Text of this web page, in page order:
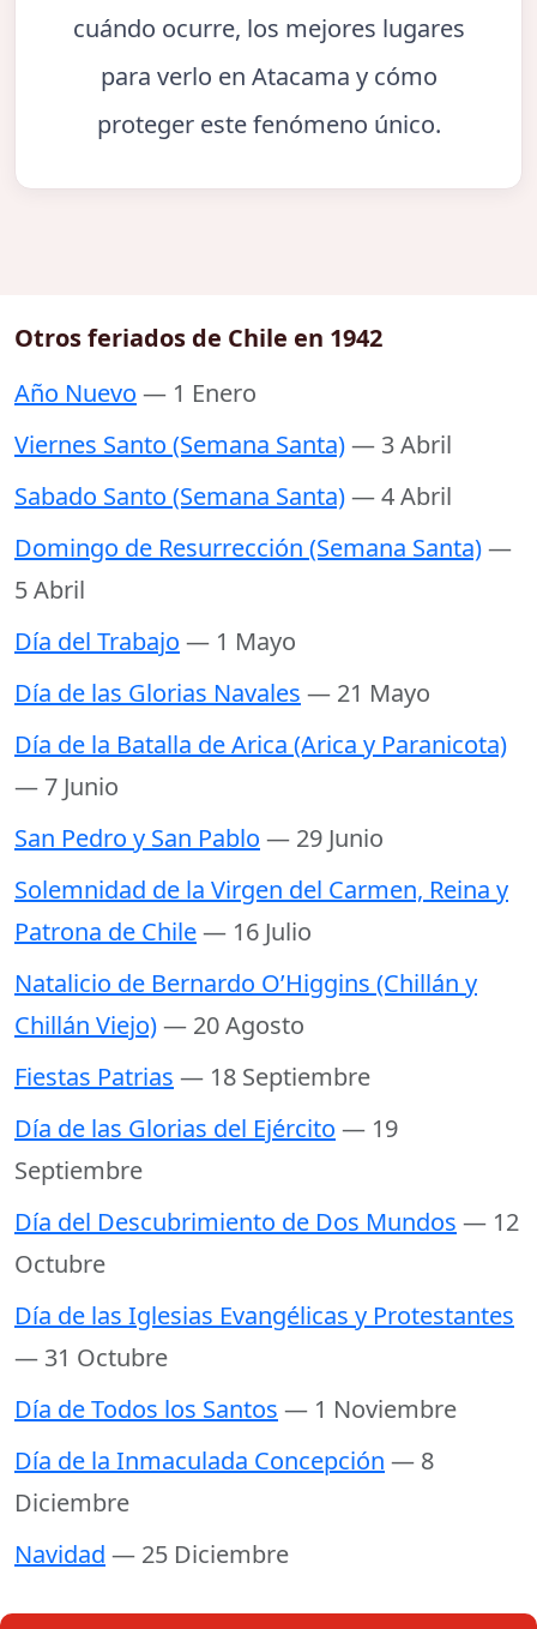
cuándo ocurre, los mejores lugares
para verlo en Atacama y cómo
proteger este fenómeno único.
Otros feriados de Chile en 1942
Año Nuevo — 1 Enero
Viernes Santo (Semana Santa)— 3 Abril
Sabado Santo (Semana Santa)— 4 Abril
Domingo de Resurrección (Semana Santa)—
5 Abril
Día del Trabajo — 1 Mayo
Día de las Glorias Navales — 21 Mayo
Día de la Batalla de Arica (Arica y Paranicota)
— 7 Junio
San Pedro y San Pablo — 29 Junio
Solemnidad de la Virgen del Carmen, Reina y
Patrona de Chile— 16 Julio
Natalicio de Bernardo O’Higgins (Chillán y
Chillán Viejo)— 20 Agosto
Fiestas Patrias — 18 Septiembre
Día de las Glorias del Ejército — 19
Septiembre
Día del Descubrimiento de Dos Mundos — 12
Octubre
Día de las Iglesias Evangélicas y Protestantes
— 31 Octubre
Día de Todos los Santos — 1 Noviembre
Día de la Inmaculada Concepción — 8
Diciembre
Navidad — 25 Diciembre